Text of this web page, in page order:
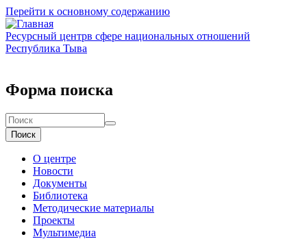
Перейти к основному содержанию
Ресурсный центрв сфере национальных отношений
Республика Тыва
Форма поиска
Поиск
О центре
Новости
Документы
Библиотека
Методические материалы
Проекты
Мультимедиа